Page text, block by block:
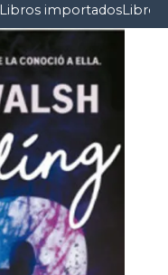
Libros importadosLibros